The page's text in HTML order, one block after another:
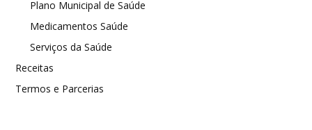
Plano Municipal de Saúde
Medicamentos Saúde
Serviços da Saúde
Receitas
Termos e Parcerias